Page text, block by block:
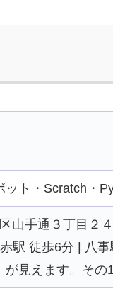
ット・Scratch・
山手通３丁目２
駅 徒歩6分 | 八
見えます。その